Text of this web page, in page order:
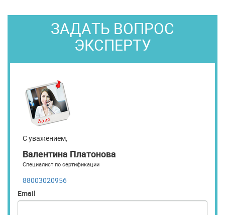
ЗАДАТЬ ВОПРОС
ЭКСПЕРТУ
С уважением,
Валентина Платонова
Специалист по сертификации
88003020956
Email